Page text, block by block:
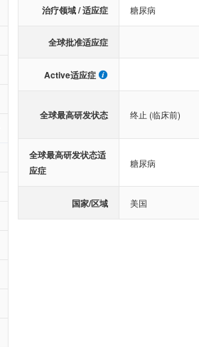
治疗领域 / 适应症 糖尿病
全球批准适应症
Active适应症
全球最高研发状态 终止 (临床前)
全球最高研发状态适
应症
糖尿病
国家/区域 美国